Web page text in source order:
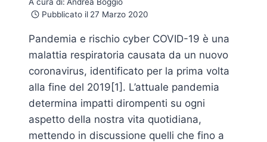
Pubblicato il 27 Marzo 2020
Pandemia e rischio cyber COVID-19 è una
malattia respiratoria causata da un nuovo
coronavirus, identificato per la prima volta
alla fine del 2019[1]. L’attuale pandemia
determina impatti dirompenti su ogni
aspetto della nostra vita quotidiana,
mettendo in discussione quelli che fino a